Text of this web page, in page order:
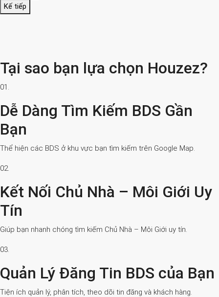
Kế tiếp
Tại sao bạn lựa chọn Houzez?
01.
Dễ Dàng Tìm Kiếm BDS Gần
Bạn
Thể hiện các BDS ở khu vực bạn tìm kiếm trên Google Map.
02.
Kết Nối Chủ Nhà – Môi Giới Uy
Tín
Giúp bạn nhanh chóng tìm kiếm Chủ Nhà – Môi Giới uy tín.
03.
Quản Lý Đăng Tin BDS của Bạn
Tiện ích quản lý, phân tích, theo dõi tin đăng và khách hàng.